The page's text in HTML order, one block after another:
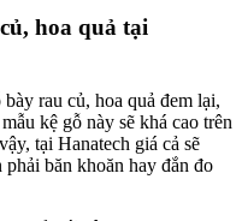
hoa quả tại
rau củ, hoa quả đem lại,
kệ gỗ này sẽ khá cao trên
tại Hanatech giá cả sẽ
băn khoăn hay đắn đo